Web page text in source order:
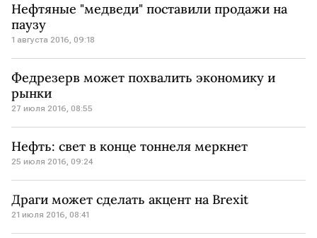
Нефтяные "медведи" поставили продажи на
паузу
1 августа 2016, 09:18
Федрезерв может похвалить экономику и
рынки
27 июля 2016, 08:55
Нефть: свет в конце тоннеля меркнет
25 июля 2016, 09:24
Драги может сделать акцент на Brexit
21 июля 2016, 08:41